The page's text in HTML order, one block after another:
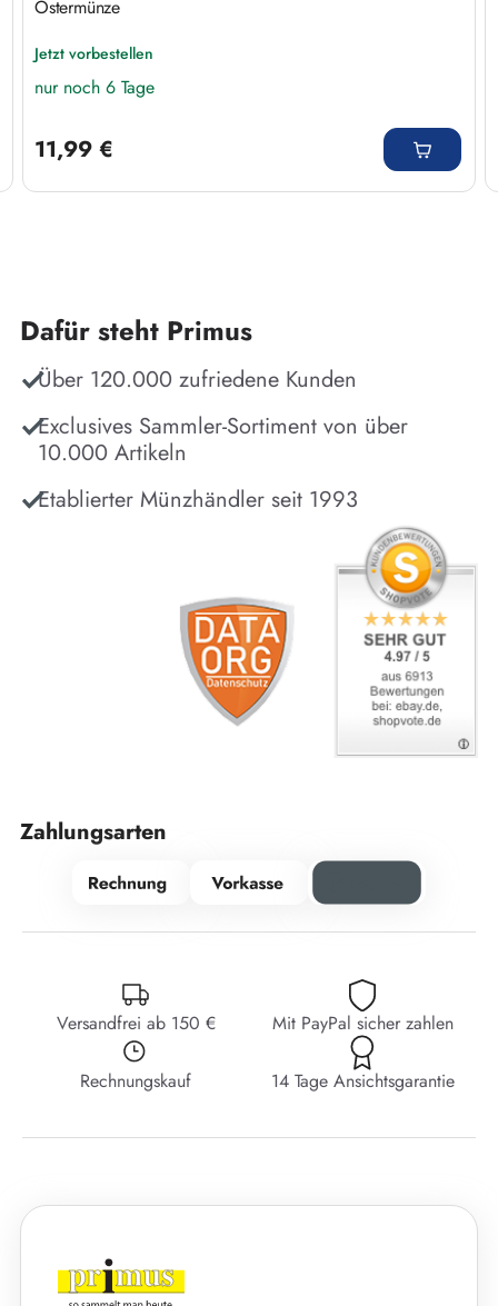
Ostermünze
Jetzt vorbestellen
nur noch 6 Tage
11,99 €
Dafür steht Primus
Über 120.000 zufriedene Kunden
Exclusives Sammler-Sortiment von über
10.000 Artikeln
Etablierter Münzhändler seit 1993
Zahlungsarten
Versandfrei ab 150 € Mit PayPal sicher zahlen
Rechnungskauf 14 Tage Ansichtsgarantie